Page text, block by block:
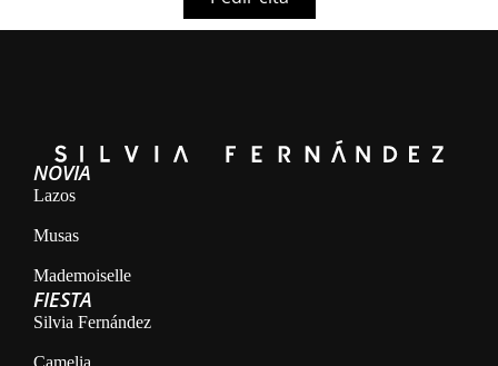
NOVIA
Lazos
Musas
Mademoiselle
FIESTA
Silvia Fernández
Camelia